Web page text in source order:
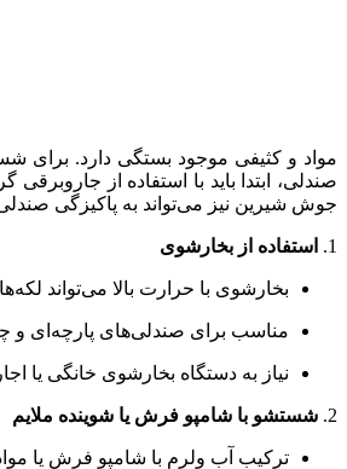
مواد و کثیفی موجود بستگی دارد. برای
صندلی، ابتدا باید با استفاده از
جوش شیرین نیز می‌تواند به پاکیزگی
1. استفاده از بخارشوی
بخارشوی با حرارت بالا می‌تواند
مناسب برای صندلی‌های پارچه‌ای و
نیاز به دستگاه بخارشوی خانگی یا
2. شستشو با شامپو فرش یا شوینده ملایم
ترکیب آب ولرم با شامپو فرش یا